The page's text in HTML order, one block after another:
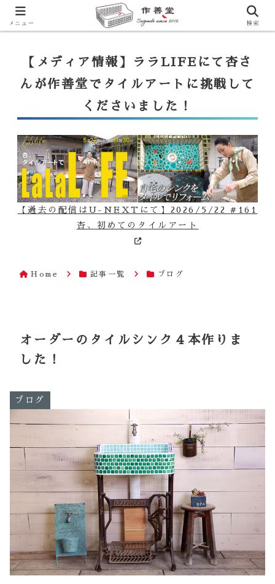
【ララLIFE】特注カウンター付シンク（40万円～）のお問合せはこ
一番下のフォームにご記入ください
【メディア情報】ララLIFEにて杏さ
んが作善堂でタイルアートに挑戦して
くださいました！
【過去の配信はU-NEXTにて】2026/5/22 #161
杏、初めてのタイルアート
Home 記事一覧 ブログ
オーダーのタイルシンク４本作りま
した！
ブログ
メニュー 検索